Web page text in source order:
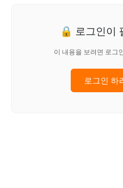
🔒 로그인이
이 내용을 보려면 로그
로그인 하